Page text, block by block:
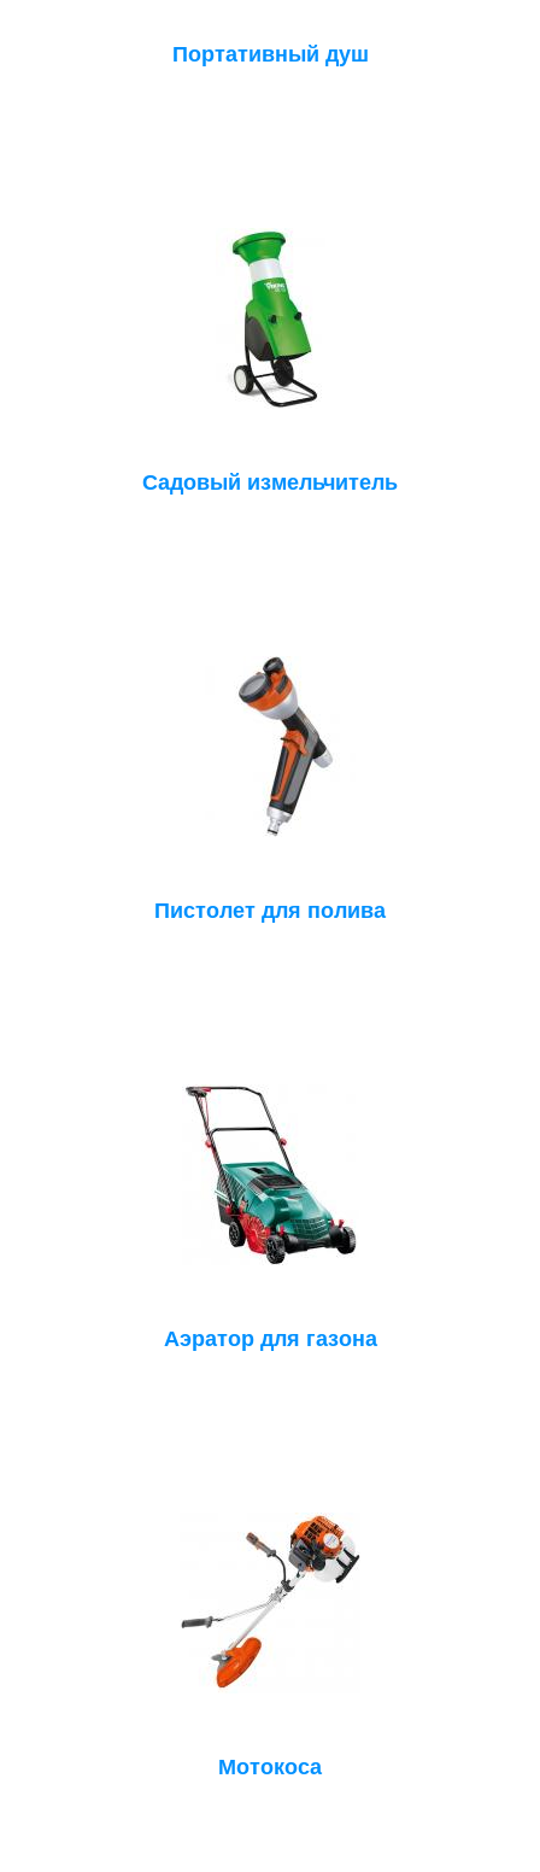
Портативный душ
Садовый измельчитель
Пистолет для полива
Аэратор для газона
Мотокоса